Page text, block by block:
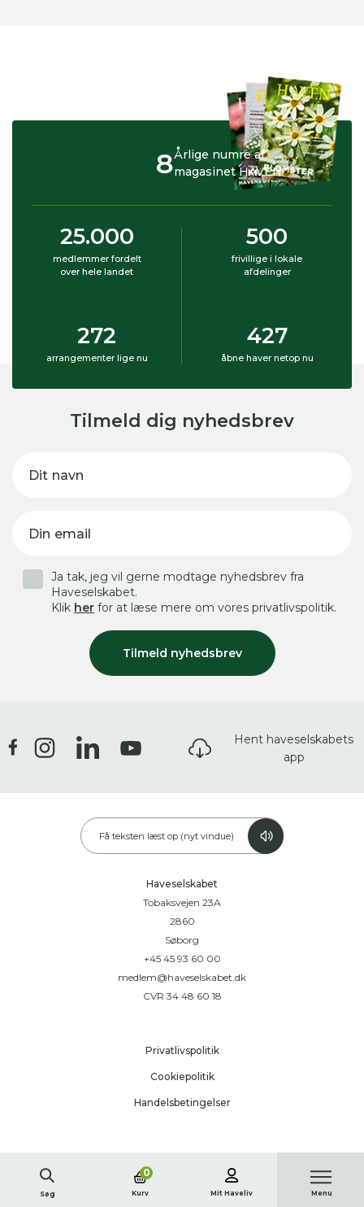
Søg
0
Kurv Mit Haveliv Menu
Årlige numre af
magasinet HAVEN
8
25.000
medlemmer fordelt
over hele landet
500
frivillige i lokale
afdelinger
272
arrangementer lige nu
427
åbne haver netop nu
Tilmeld dig nyhedsbrev
Dit navn
Din email
Tilmeld nyhedsbrev
Ja tak, jeg vil gerne modtage nyhedsbrev fra
Haveselskabet.
Klik her for at læse mere om vores privatlivspolitik.
Hent haveselskabets
app
Få teksten læst op (nyt vindue)
Haveselskabet
Tobaksvejen 23A
2860
Søborg
+45 45 93 60 00
medlem@haveselskabet.dk
CVR 34 48 60 18
Privatlivspolitik
Cookiepolitik
Handelsbetingelser